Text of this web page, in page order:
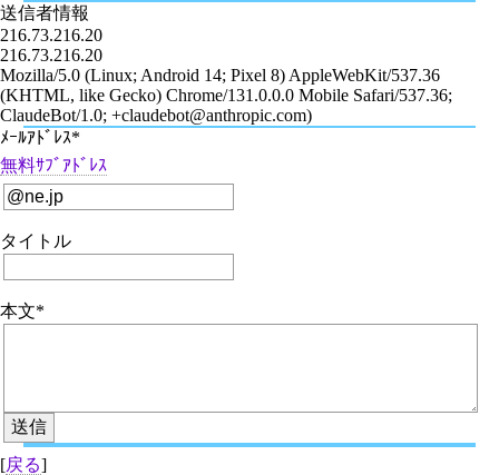
送信者情報
216.73.216.20
216.73.216.20
Mozilla/5.0 (Linux; Android 14; Pixel 8) AppleWebKit/537.36
(KHTML, like Gecko) Chrome/131.0.0.0 Mobile Safari/537.36;
ClaudeBot/1.0; +claudebot@anthropic.com)
ﾒｰﾙｱﾄﾞﾚｽ*
無料ｻﾌﾞｱﾄﾞﾚｽ
タイトル
本文*
[戻る]